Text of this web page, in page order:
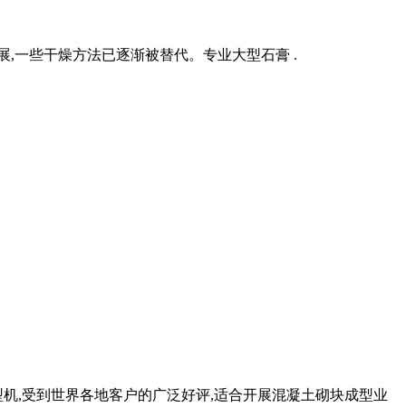
,一些干燥方法已逐渐被替代。专业大型石膏 .
,受到世界各地客户的广泛好评,适合开展混凝土砌块成型业